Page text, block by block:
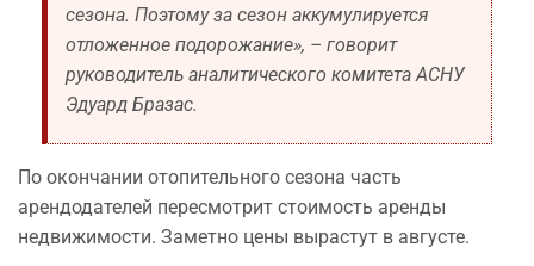
сезона. Поэтому за сезон аккумулируется
отложенное подорожание», – говорит
руководитель аналитического комитета АСНУ
Эдуард Бразас.
По окончании отопительного сезона часть
арендодателей пересмотрит стоимость аренды
недвижимости. Заметно цены вырастут в августе.